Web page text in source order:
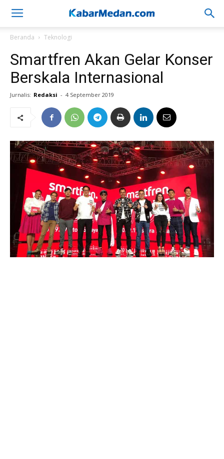
Beranda Teknologi
Smartfren Akan Gelar Konser
Berskala Internasional
Jurnalis: Redaksi - 4 September 2019